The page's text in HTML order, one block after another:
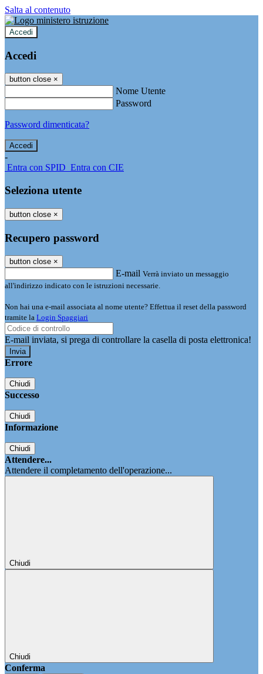
Salta al contenuto
Accedi
Accedi
button close ×
Nome Utente
Password
Password dimenticata?
-
Entra con SPID Entra con CIE
Seleziona utente
button close ×
Recupero password
button close ×
E-mail Verrà inviato un messaggio
all'indirizzo indicato con le istruzioni necessarie.
Non hai una e-mail associata al nome utente? Effettua il reset della password
tramite la Login Spaggiari
E-mail inviata, si prega di controllare la casella di posta elettronica!
Errore
Chiudi
Successo
Chiudi
Informazione
Chiudi
Attendere...
Attendere il completamento dell'operazione...
Chiudi
Chiudi
Conferma